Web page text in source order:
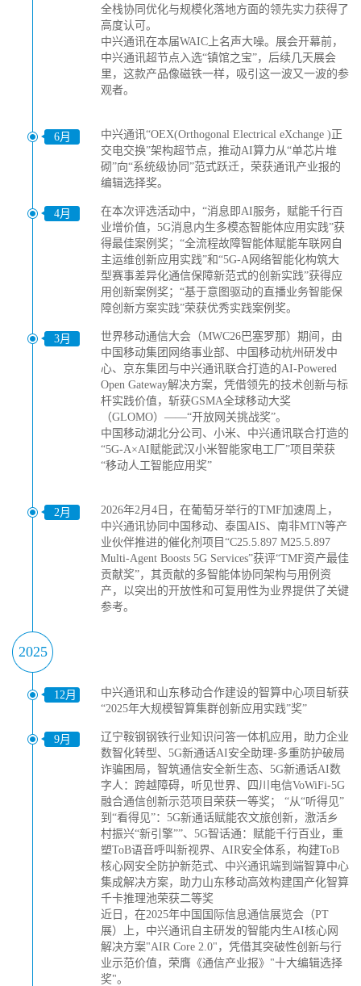
全栈协同优化与规模化落地方面的领先实力获得了
高度认可。
中兴通讯在本届WAIC上名声大噪。展会开幕前，
中兴通讯超节点入选“镇馆之宝”，后续几天展会
里，这款产品像磁铁一样，吸引这一波又一波的参
观者。
6月
中兴通讯“OEX(Orthogonal Electrical eXchange )正
交电交换”架构超节点，推动AI算力从“单芯片堆
砌”向“系统级协同”范式跃迁，荣获通讯产业报的
编辑选择奖。
4月
在本次评选活动中，“消息即AI服务，赋能千行百
业增价值，5G消息内生多模态智能体应用实践”获
得最佳案例奖；“全流程故障智能体赋能车联网自
主运维创新应用实践”和“5G-A网络智能化构筑大
型赛事差异化通信保障新范式的创新实践”获得应
用创新案例奖；“基于意图驱动的直播业务智能保
障创新方案实践”荣获优秀实践案例奖。
3月
世界移动通信大会（MWC26巴塞罗那）期间，由
中国移动集团网络事业部、中国移动杭州研发中
心、京东集团与中兴通讯联合打造的AI-Powered
Open Gateway解决方案，凭借领先的技术创新与标
杆实践价值，斩获GSMA全球移动大奖
（GLOMO）——“开放网关挑战奖”。
中国移动湖北分公司、小米、中兴通讯联合打造的
“5G-A×AI赋能武汉小米智能家电工厂”项目荣获
“移动人工智能应用奖”
2月
2026年2月4日，在葡萄牙举行的TMF加速周上，
中兴通讯协同中国移动、泰国AIS、南非MTN等产
业伙伴推进的催化剂项目“C25.5.897 M25.5.897
Multi-Agent Boosts 5G Services”获评“TMF资产最佳
贡献奖”，其贡献的多智能体协同架构与用例资
产，以突出的开放性和可复用性为业界提供了关键
参考。
2025
12月
中兴通讯和山东移动合作建设的智算中心项目斩获
“2025年大规模智算集群创新应用实践”奖”
9月
辽宁鞍钢钢铁行业知识问答一体机应用，助力企业
数智化转型、5G新通话AI安全助理-多重防护破局
诈骗困局，智筑通信安全新生态、5G新通话AI数
字人：跨越障碍，听见世界、四川电信VoWiFi-5G
融合通信创新示范项目荣获一等奖； “从“听得见”
到“看得见”：5G新通话赋能农文旅创新，激活乡
村振兴“新引擎””、5G智话通：赋能千行百业，重
塑ToB语音呼叫新视界、AIR安全体系，构建ToB
核心网安全防护新范式、中兴通讯端到端智算中心
集成解决方案，助力山东移动高效构建国产化智算
千卡推理池荣获二等奖
近日，在2025年中国国际信息通信展览会（PT
展）上，中兴通讯自主研发的智能内生AI核心网
解决方案"AIR Core 2.0"，凭借其突破性创新与行
业示范价值，荣膺《通信产业报》"十大编辑选择
奖"。